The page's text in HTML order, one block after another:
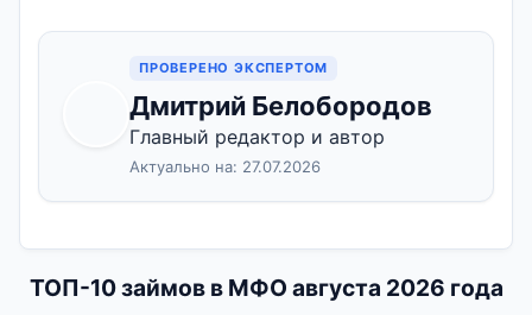
ПРОВЕРЕНО ЭКСПЕРТОМ
Дмитрий Белобородов
Главный редактор и автор
Актуально на: 27.07.2026
ТОП-10 займов в МФО августа 2026 года